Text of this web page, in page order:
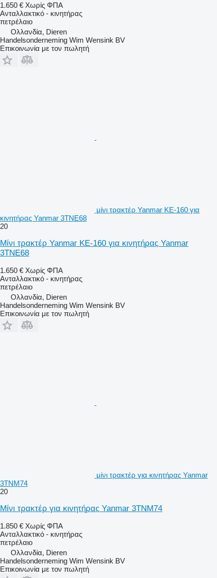
1.650 € Χωρίς ΦΠΑ
Ανταλλακτικό - κινητήρας
πετρέλαιο
Ολλανδία, Dieren
Handelsonderneming Wim Wensink BV
Επικοινωνία με τον πωλητή
μίνι τρακτέρ Yanmar KE-160 για
κινητήρας Yanmar 3TNE68
20
Μίνι τρακτέρ Yanmar KE-160 για κινητήρας Yanmar
3TNE68
1.650 € Χωρίς ΦΠΑ
Ανταλλακτικό - κινητήρας
πετρέλαιο
Ολλανδία, Dieren
Handelsonderneming Wim Wensink BV
Επικοινωνία με τον πωλητή
μίνι τρακτέρ για κινητήρας Yanmar
3TNM74
20
Μίνι τρακτέρ για κινητήρας Yanmar 3TNM74
1.850 € Χωρίς ΦΠΑ
Ανταλλακτικό - κινητήρας
πετρέλαιο
Ολλανδία, Dieren
Handelsonderneming Wim Wensink BV
Επικοινωνία με τον πωλητή